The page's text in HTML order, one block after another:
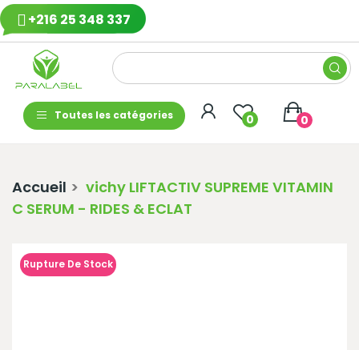
+216 25 348 337
Toutes les catégories 0 0
Accueil
vichy LIFTACTIV SUPREME VITAMIN
C SERUM - RIDES & ECLAT
Rupture De Stock